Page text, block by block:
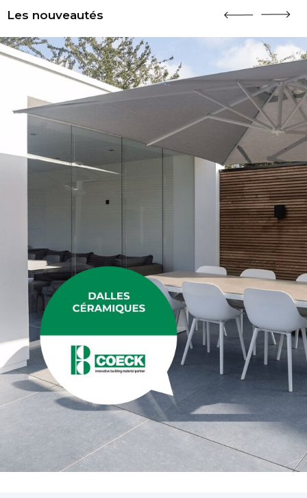
Les nouveautés